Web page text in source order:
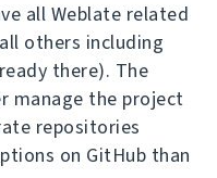
all Weblate related
others including
there). The
manage the project
repositories
on GitHub than